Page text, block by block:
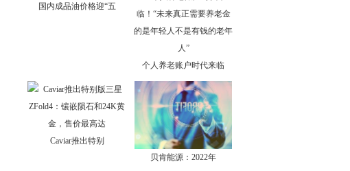
国内成品油价格迎“五
个人养老账户时代来临
Caviar推出特别
贝肯能源：2022年